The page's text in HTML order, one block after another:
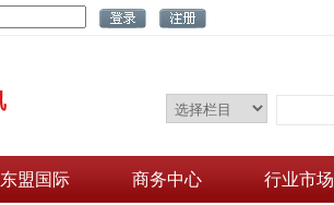
东盟国际 商务中心 行业市场